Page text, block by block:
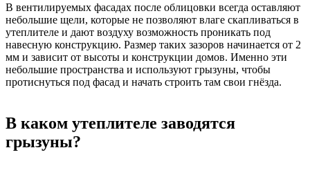
В вентилируемых фасадах после облицовки всегда оставляют
небольшие щели, которые не позволяют влаге скапливаться в
утеплителе и дают воздуху возможность проникать под
навесную конструкцию. Размер таких зазоров начинается от 2
мм и зависит от высоты и конструкции домов. Именно эти
небольшие пространства и используют грызуны, чтобы
протиснуться под фасад и начать строить там свои гнёзда.
В каком утеплителе заводятся
грызуны?